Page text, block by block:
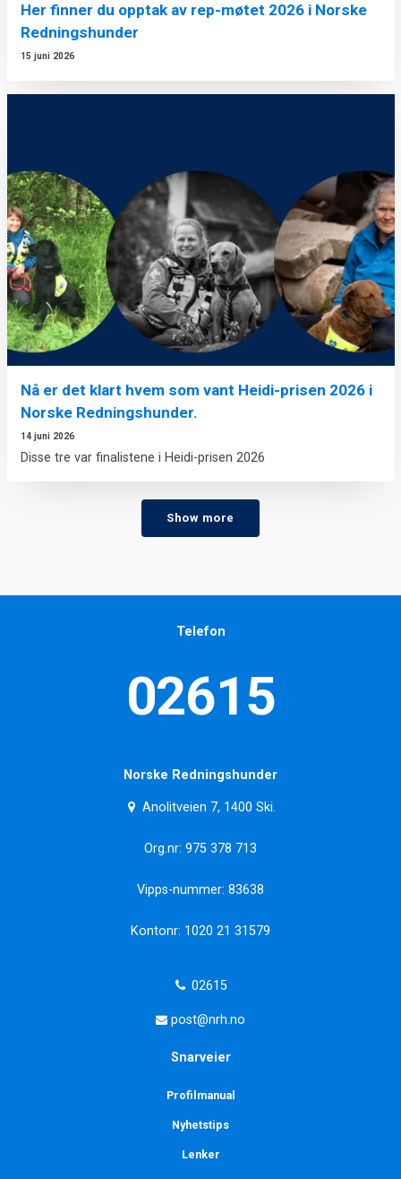
Her finner du opptak av rep-møtet 2026 i Norske
Redningshunder
15 juni 2026
Nå er det klart hvem som vant Heidi-prisen 2026 i
Norske Redningshunder.
14 juni 2026
Disse tre var finalistene i Heidi-prisen 2026
Show more
Telefon
02615
Norske Redningshunder
Anolitveien 7, 1400 Ski.
Org.nr: 975 378 713
Vipps-nummer: 83638
Kontonr: 1020 21 31579
02615
post@nrh.no
Snarveier
Profilmanual
Nyhetstips
Lenker